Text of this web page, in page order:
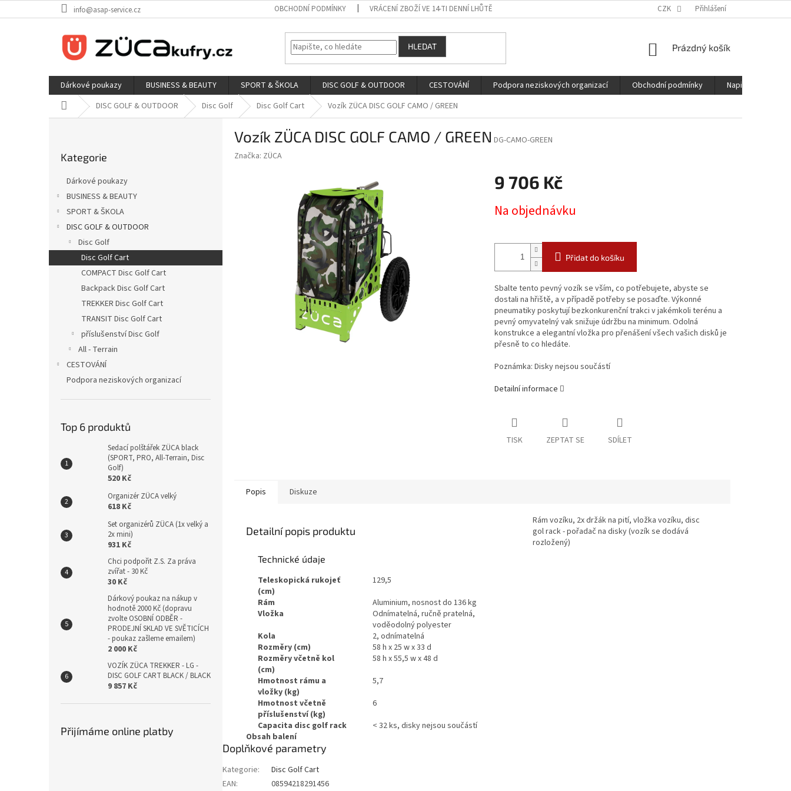
na
info@asap-service.cz OBCHODNÍ PODMÍNKY VRÁCENÍ ZBOŽÍ VE 14-TI DENNÍ LHŮTĚ CZK Přihlášení
HLEDAT
NÁKUPNÍ
Prázdný košík
Dárkové poukazy BUSINESS & BEAUTY SPORT & ŠKOLA DISC GOLF & OUTDOOR CESTOVÁNÍ Podpora neziskových organizací Obchodní podmínky
Napište nám
Domů DISC GOLF & OUTDOOR Disc Golf Disc Golf Cart Vozík ZÜCA DISC GOLF CAMO / GREEN
a
n
kategorie
Kategorie
Dárkové poukazy
BUSINESS & BEAUTY
SPORT & ŠKOLA
DISC GOLF & OUTDOOR
Disc Golf
Disc Golf Cart
COMPACT Disc Golf Cart
Backpack Disc Golf Cart
TREKKER Disc Golf Cart
TRANSIT Disc Golf Cart
příslušenství Disc Golf
All - Terrain
CESTOVÁNÍ
Podpora neziskových organizací
Top 6 produktů
Sedací polštářek ZÜCA black
(SPORT, PRO, All-Terrain, Disc
Golf)
520 Kč
Organizér ZÜCA velký
618 Kč
Set organizérů ZÜCA (1x velký a
2x mini)
931 Kč
Chci podpořit Z.S. Za práva
zvířat - 30 Kč
30 Kč
Dárkový poukaz na nákup v
hodnotě 2000 Kč (dopravu
zvolte OSOBNÍ ODBĚR -
PRODEJNÍ SKLAD VE SVĚTICÍCH
- poukaz zašleme emailem)
2 000 Kč
VOZÍK ZÜCA TREKKER - LG -
DISC GOLF CART BLACK / BLACK
9 857 Kč
Přijímáme online platby
Vozík ZÜCA DISC GOLF CAMO / GREEN DG-CAMO-GREEN
Značka: ZÜCA
9 706 Kč
cena:
Na objednávku
Přidat do košíku
Sbalte tento pevný vozík se vším, co potřebujete, abyste se
dostali na hřiště, a v případě potřeby se posaďte. Výkonné
pneumatiky poskytují bezkonkurenční trakci v jakémkoli terénu a
pevný omyvatelný vak snižuje údržbu na minimum. Odolná
konstrukce a elegantní vložka pro přenášení všech vašich disků je
přesně to co hledáte.
Poznámka: Disky nejsou součástí
Detailní informace
TISK ZEPTAT SE SDÍLET
Popis Diskuze
Detailní popis produktu
Technické údaje
Teleskopická rukojeť
(cm)
129,5
Rám
Aluminium, nosnost do 136 kg
Vložka
Odnímatelná, ručně pratelná,
voděodolný polyester
Kola
2, odnímatelná
Rozměry (cm)
58 h x 25 w x 33 d
Rozměry včetně kol
(cm)
58 h x 55,5 w x 48 d
Hmotnost rámu a
vložky (kg)
5,7
Hmotnost včetně
příslušenství (kg)
6
Capacita disc golf rack
< 32 ks, disky nejsou součástí
Obsah balení
Rám vozíku, 2x držák na pití, vložka vozíku, disc
gol rack - pořadač na disky (vozík se dodává
rozložený)
Doplňkové parametry
Kategorie:
Disc Golf Cart
EAN: 08594218291456